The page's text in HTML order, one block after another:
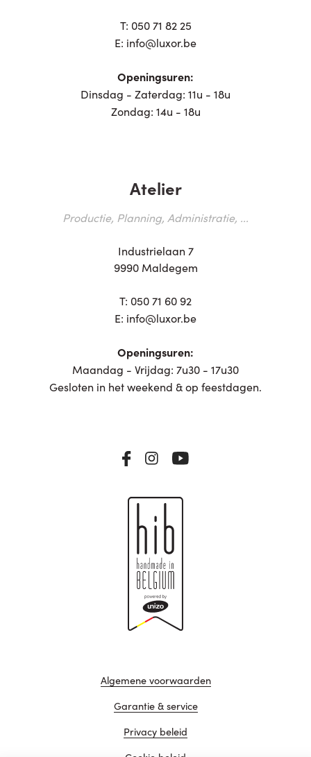
T: 050 71 82 25
E: info@luxor.be
Openingsuren:
Dinsdag - Zaterdag: 11u - 18u
Zondag: 14u - 18u
Atelier
Productie, Planning, Administratie, ...
Industrielaan 7
9990 Maldegem
T: 050 71 60 92
E: info@luxor.be
Openingsuren:
Maandag - Vrijdag: 7u30 - 17u30
Gesloten in het weekend & op feestdagen.
Algemene voorwaarden
Garantie & service
Privacy beleid